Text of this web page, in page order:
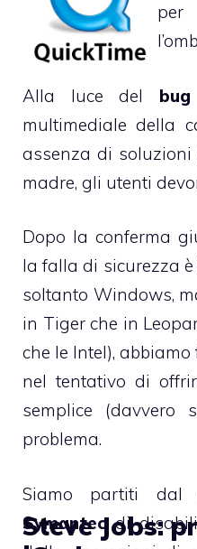
per
Alla luce del bug
multimediale della
assenza di
madre, gli utenti
Dopo la conferma
la falla di sicurezza
soltanto Windows,
in Tiger che in
che le Intel),
nel tentativo di
semplice (davvero
problema.
Siamo partiti dal
Symantecdi
Steve Jobs: